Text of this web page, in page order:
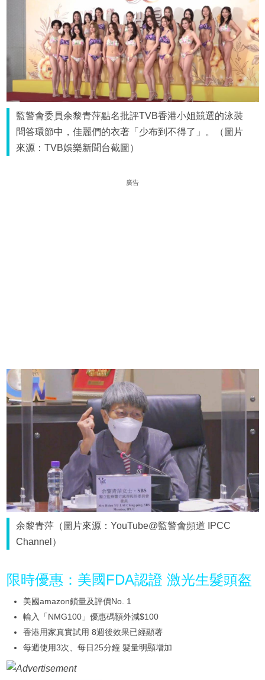
監警會委員余黎青萍點名批評TVB香港小姐競選的泳裝
問答環節中，佳麗們的衣著「少布到不得了」。（圖片
來源：TVB娛樂新聞台截圖）
廣告
余黎青萍（圖片來源：YouTube@監警會頻道 IPCC
Channel）
限時優惠：美國FDA認證 激光生髮頭盔
美國amazon鎖量及評價No. 1
輸入「NMG100」優惠碼額外減$100
香港用家真實試用 8週後效果已經顯著
每週使用3次、每日25分鐘 髮量明顯增加